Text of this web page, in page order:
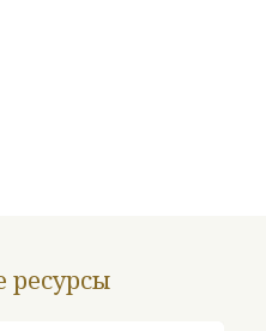
ресурсы